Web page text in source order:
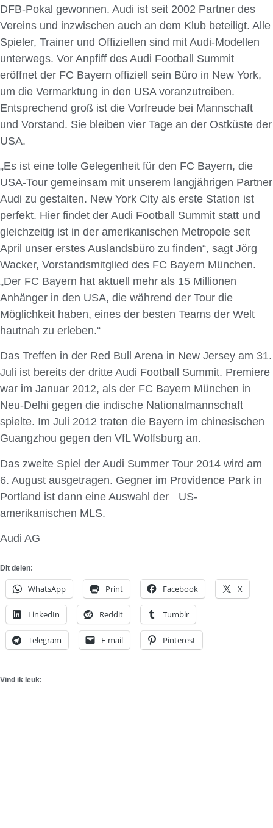
DFB-Pokal gewonnen. Audi ist seit 2002 Partner des
Vereins und inzwischen auch an dem Klub beteiligt. Alle
Spieler, Trainer und Offiziellen sind mit Audi-Modellen
unterwegs. Vor Anpfiff des Audi Football Summit
eröffnet der FC Bayern offiziell sein Büro in New York,
um die Vermarktung in den USA voranzutreiben.
Entsprechend groß ist die Vorfreude bei Mannschaft
und Vorstand. Sie bleiben vier Tage an der Ostküste der
USA.
„Es ist eine tolle Gelegenheit für den FC Bayern, die
USA-Tour gemeinsam mit unserem langjährigen Partner
Audi zu gestalten. New York City als erste Station ist
perfekt. Hier findet der Audi Football Summit statt und
gleichzeitig ist in der amerikanischen Metropole seit
April unser erstes Auslandsbüro zu finden“, sagt Jörg
Wacker, Vorstandsmitglied des FC Bayern München.
„Der FC Bayern hat aktuell mehr als 15 Millionen
Anhänger in den USA, die während der Tour die
Möglichkeit haben, eines der besten Teams der Welt
hautnah zu erleben.“
Das Treffen in der Red Bull Arena in New Jersey am 31.
Juli ist bereits der dritte Audi Football Summit. Premiere
war im Januar 2012, als der FC Bayern München in
Neu-Delhi gegen die indische Nationalmannschaft
spielte. Im Juli 2012 traten die Bayern im chinesischen
Guangzhou gegen den VfL Wolfsburg an.
Das zweite Spiel der Audi Summer Tour 2014 wird am
6. August ausgetragen. Gegner im Providence Park in
Portland ist dann eine Auswahl der US-
amerikanischen MLS.
Audi AG
Dit delen:
WhatsApp Print Facebook X
LinkedIn Reddit Tumblr
Telegram E-mail Pinterest
Vind ik leuk: